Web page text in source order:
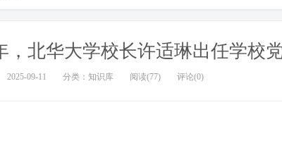
，北华大学校长许适琳出任学校
2025-09-11 分类：知识库 阅读(77) 评论(0)